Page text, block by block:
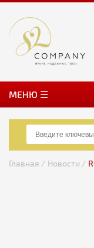
MЕНЮ ☰
Главная / Новости /